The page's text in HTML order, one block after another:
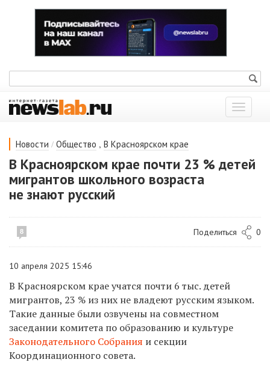
Показать
меню
Новости / Общество , В Красноярском крае
В Красноярском крае почти 23 % детей
мигрантов школьного возраста
не знают русский
8 Поделиться 0
10 апреля 2025 15:46
В Красноярском крае учатся почти 6 тыс. детей
мигрантов, 23 % из них не владеют русским языком.
Такие данные были озвучены на совместном
заседании комитета по образованию и культуре
Законодательного Собрания и секции
Координационного совета.